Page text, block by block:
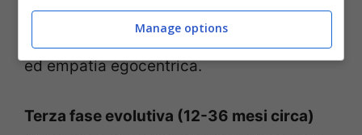
emotive dell’altro. Sorriso sociale,
sorpresa, rabbia e tristezza, gioia, paura
ed empatia egocentrica.
Terza fase evolutiva (12-36 mesi circa)
Manage options